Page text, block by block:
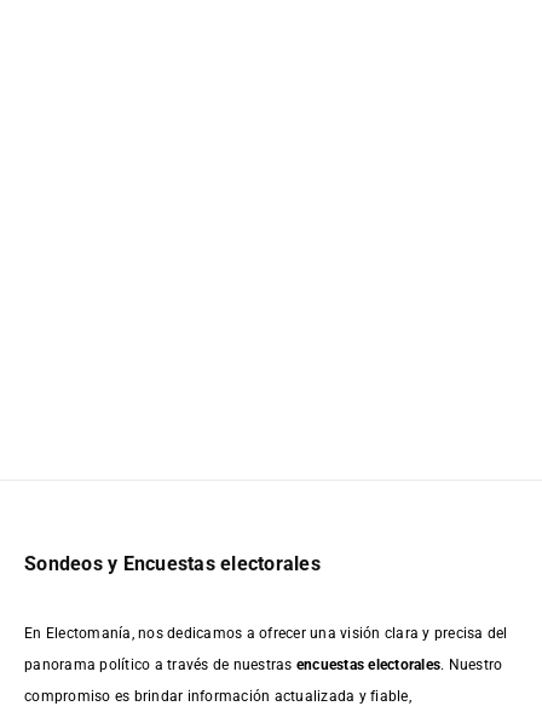
Sondeos y Encuestas electorales
En Electomanía, nos dedicamos a ofrecer una visión clara y precisa del
panorama político a través de nuestras encuestas electorales. Nuestro
compromiso es brindar información actualizada y fiable,